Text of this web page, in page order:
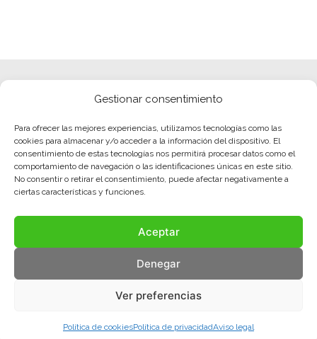
Gestionar consentimiento
Para ofrecer las mejores experiencias, utilizamos tecnologías como las
cookies para almacenar y/o acceder a la información del dispositivo. El
consentimiento de estas tecnologías nos permitirá procesar datos como el
comportamiento de navegación o las identificaciones únicas en este sitio.
No consentir o retirar el consentimiento, puede afectar negativamente a
ciertas características y funciones.
Aceptar
Denegar
Ver preferencias
Política de cookiesPolítica de privacidadAviso legal